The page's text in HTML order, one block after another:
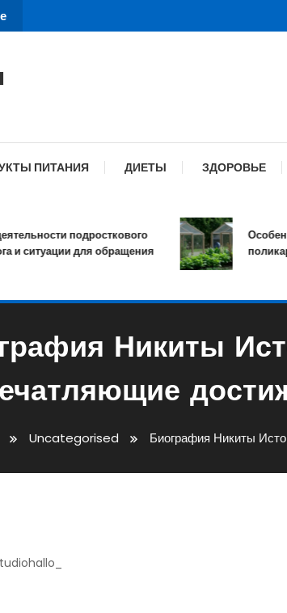
ПИТАНИЯ ДИЕТЫ ЗДОРОВЬЕ
подросткового
ситуации для обращения
Никиты
Uncategorised Биография Никиты